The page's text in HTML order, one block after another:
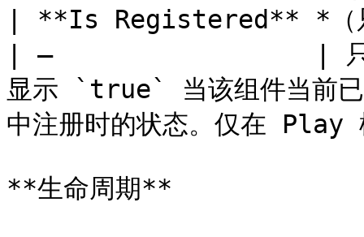
| **Is Registered** *
| —                 | 只
显示 `true` 当该组件当前
中注册时的状态。仅在 Play
**生命周期**